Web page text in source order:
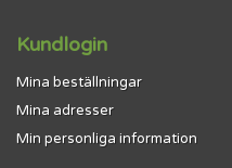
Kundlogin
Mina beställningar
Mina adresser
Min personliga information